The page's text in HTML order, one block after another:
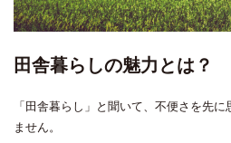
田舎暮らしの魅力とは？
「田舎暮らし」と聞いて、不便さを先
ません。